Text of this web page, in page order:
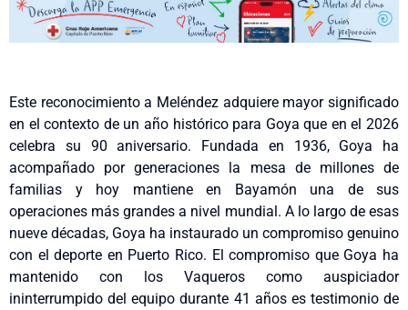
Este reconocimiento a Meléndez adquiere mayor significado
en el contexto de un año histórico para Goya que en el 2026
celebra su 90 aniversario. Fundada en 1936, Goya ha
acompañado por generaciones la mesa de millones de
familias y hoy mantiene en Bayamón una de sus
operaciones más grandes a nivel mundial. A lo largo de esas
nueve décadas, Goya ha instaurado un compromiso genuino
con el deporte en Puerto Rico. El compromiso que Goya ha
mantenido con los Vaqueros como auspiciador
ininterrumpido del equipo durante 41 años es testimonio de